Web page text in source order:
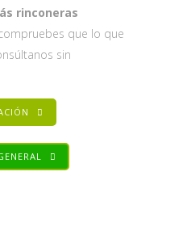
rinconeras
que lo que
sin